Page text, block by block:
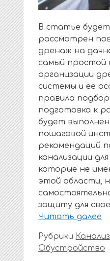
В статье
рассмотрен
дренаж на
самый простой
организации
системы и ее
правила
подготовка к
будет
пошаговой
рекомендаций
канализации
которые не
этой области,
защиту для
Читать далее
Рубрики
Обустройство